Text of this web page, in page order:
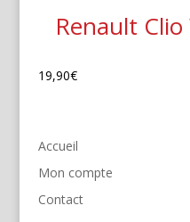
Renault
19,90€
Accueil
Mon compte
Contact